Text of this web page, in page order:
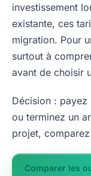
investissement
existante, ces
migration. Pour
surtout à
avant de choisir
Décision : payez
ou terminez un
projet,
Comparer les